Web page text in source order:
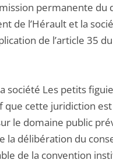
permanente du
de l’Hérault et la
de l’article 35
Les petits
cette juridiction
le domaine public
la délibération du
de la convention